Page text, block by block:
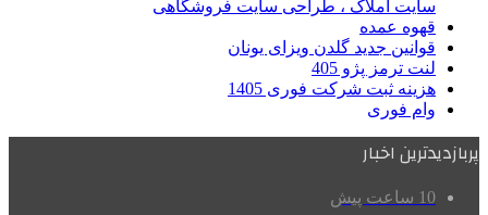
سایت املاک ، طراحی سایت فروشگاهی
قهوه عمده
قوانین جدید گلدن ویزای یونان
لنت ترمز پژو 405
هزینه ثبت شرکت فوری 1405
وام فوری
پربازدیدترین اخبار
10 ساعت پیش